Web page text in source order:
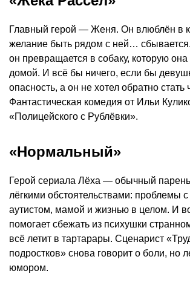
Главный герой — Женя. Он влюблён в
желание быть рядом с ней…
он превращается в собаку, которую она
домой. И всё бы ничего, если бы
опасность, а он не хотел обратно стать
Фантастическая комедия от Ильи
«Полицейского с Рублёвки».
«Нормальный»
Герой сериала Лёха — обычный
лёгкими обстоятельствами: проблемы
аутистом, мамой и жизнью в целом. И
помогает сбежать из психушки
всё летит в тартарары. Сценарист
подростков» снова говорит о боли, но
юмором.